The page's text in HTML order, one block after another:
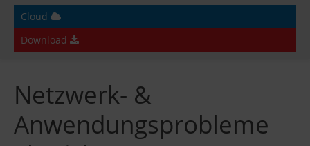
Cloud
Download
Netzwerk- &
Anwendungsprobleme